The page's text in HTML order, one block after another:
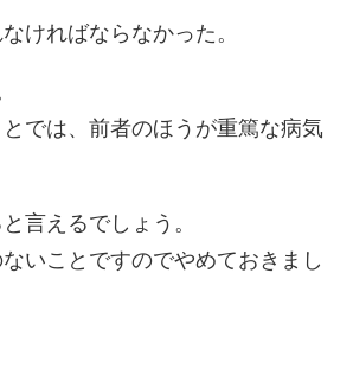
ければならなかった。
では、前者のほうが重篤な病気
言えるでしょう。
いことですのでやめておきまし